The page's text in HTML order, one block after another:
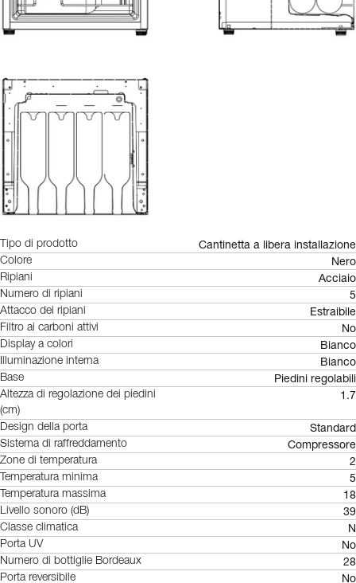
Tipo di prodotto Cantinetta a libera installazione
Colore Nero
Ripiani Acciaio
Numero di ripiani 5
Attacco dei ripiani Estraibile
Filtro ai carboni attivi No
Display a colori Bianco
Illuminazione interna Bianco
Base Piedini regolabili
Altezza di regolazione dei piedini
(cm)
1.7
Design della porta Standard
Sistema di raffreddamento Compressore
Zone di temperatura 2
Temperatura minima 5
Temperatura massima 18
Livello sonoro (dB) 39
Classe climatica N
Porta UV No
Numero di bottiglie Bordeaux 28
Porta reversibile No